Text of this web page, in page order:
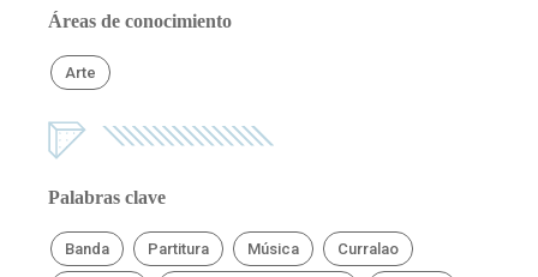
Áreas de conocimiento
Arte
Palabras clave
Banda Partitura Música Curralao